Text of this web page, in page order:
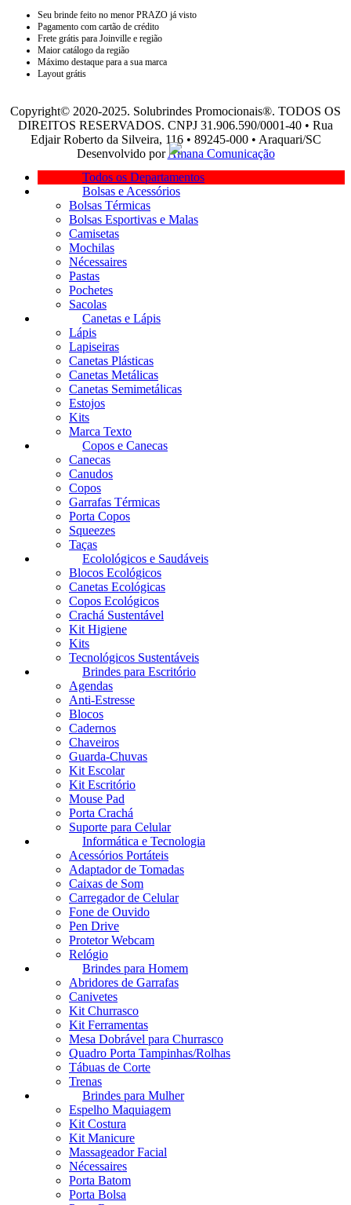
Seu brinde feito no menor PRAZO já visto
Pagamento com cartão de crédito
Frete grátis para Joinville e região
Maior catálogo da região
Máximo destaque para a sua marca
Layout grátis
Copyright© 2020-2025. Solubrindes Promocionais®. TODOS OS
DIREITOS RESERVADOS. CNPJ 31.906.590/0001-40 • Rua
Edjair Roberto da Silveira, 116 • 89245-000 • Araquari/SC
Desenvolvido porAmana Comunicação
Todos os Departamentos
Bolsas e Acessórios
Bolsas Térmicas
Bolsas Esportivas e Malas
Camisetas
Mochilas
Nécessaires
Pastas
Pochetes
Sacolas
Canetas e Lápis
Lápis
Lapiseiras
Canetas Plásticas
Canetas Metálicas
Canetas Semimetálicas
Estojos
Kits
Marca Texto
Copos e Canecas
Canecas
Canudos
Copos
Garrafas Térmicas
Porta Copos
Squeezes
Taças
Ecolológicos e Saudáveis
Blocos Ecológicos
Canetas Ecológicas
Copos Ecológicos
Crachá Sustentável
Kit Higiene
Kits
Tecnológicos Sustentáveis
Brindes para Escritório
Agendas
Anti-Estresse
Blocos
Cadernos
Chaveiros
Guarda-Chuvas
Kit Escolar
Kit Escritório
Mouse Pad
Porta Crachá
Suporte para Celular
Informática e Tecnologia
Acessórios Portáteis
Adaptador de Tomadas
Caixas de Som
Carregador de Celular
Fone de Ouvido
Pen Drive
Protetor Webcam
Relógio
Brindes para Homem
Abridores de Garrafas
Canivetes
Kit Churrasco
Kit Ferramentas
Mesa Dobrável para Churrasco
Quadro Porta Tampinhas/Rolhas
Tábuas de Corte
Trenas
Brindes para Mulher
Espelho Maquiagem
Kit Costura
Kit Manicure
Massageador Facial
Nécessaires
Porta Batom
Porta Bolsa